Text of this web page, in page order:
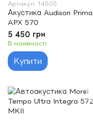
Артикул: 14505
Акустика Audison Prima
APX 570
5 450 грн
В наявності
Купити